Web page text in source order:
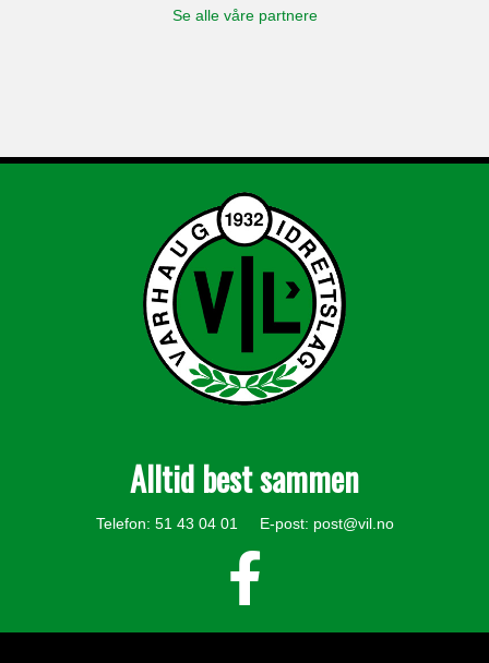
Se alle våre partnere
Alltid best sammen
Telefon: 51 43 04 01 E-post: post@vil.no